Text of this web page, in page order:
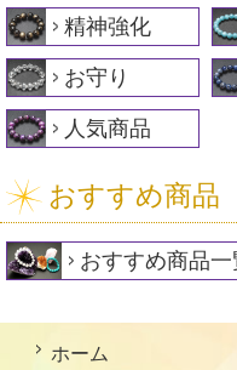
精神強化
お守り
人気商品
おすすめ商品
おすすめ商品一
ホーム